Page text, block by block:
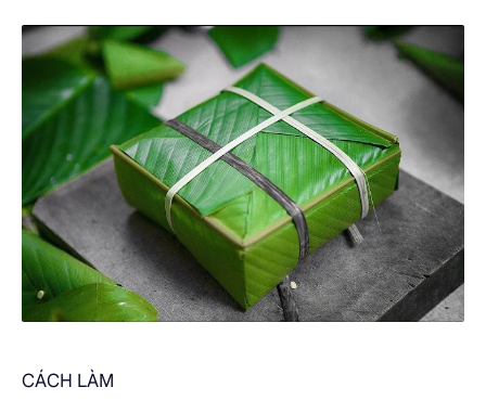
CÁCH LÀM